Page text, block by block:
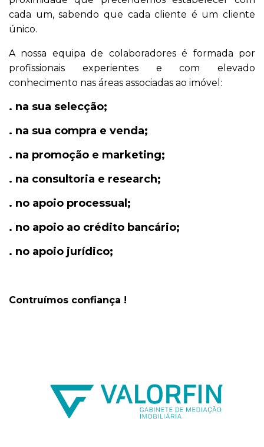
cada um, sabendo que cada cliente é um cliente
único.
A nossa equipa de colaboradores é formada por
profissionais experientes e com elevado
conhecimento nas áreas associadas ao imóvel:
. na sua selecção;
. na sua compra e venda;
. na promoção e marketing;
. na consultoria e research;
. no apoio processual;
. no apoio ao crédito bancário;
. no apoio jurídico;
Contruímos confiança !